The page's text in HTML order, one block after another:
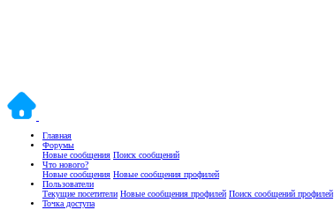
Главная
Форумы
Новые сообщения Поиск сообщений
Что нового?
Новые сообщения Новые сообщения профилей
Пользователи
Текущие посетители Новые сообщения профилей Поиск сообщений профилей
Точка доступа